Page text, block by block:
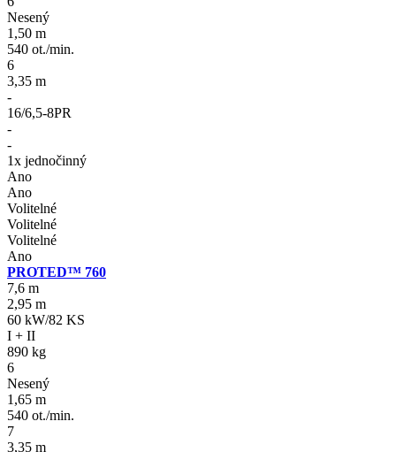
Nesený
1,50 m
540 ot./min.
6
3,35 m
-
16/6,5-8PR
-
-
1x jednočinný
Ano
Ano
Volitelné
Volitelné
Volitelné
Ano
PROTED™ 760
7,6 m
2,95 m
60 kW/82 KS
I + II
890 kg
6
Nesený
1,65 m
540 ot./min.
7
3,35 m